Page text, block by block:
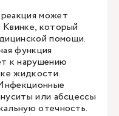
может
Квинке, который
помощи.
функция
к нарушению
жидкости.
или абсцессы
отечность.